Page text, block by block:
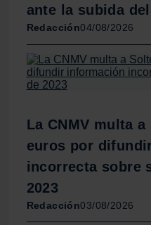
ante la subida
Redacción04/08/2026
La CNMV multa
euros por
incorrecta sobre
2023
Redacción03/08/2026